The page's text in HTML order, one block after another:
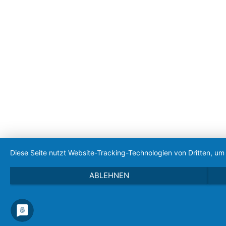
Diese Seite nutzt Website-Tracking-Technologien von Dritten,
ABLEHNEN